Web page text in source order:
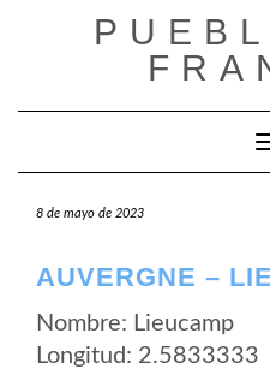
8 de mayo de 2023
AUVERGNE –
Nombre: Lieucamp
Longitud: 2.5833333